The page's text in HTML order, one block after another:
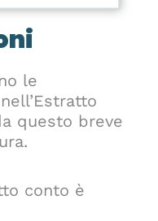
le
questo breve
conto è